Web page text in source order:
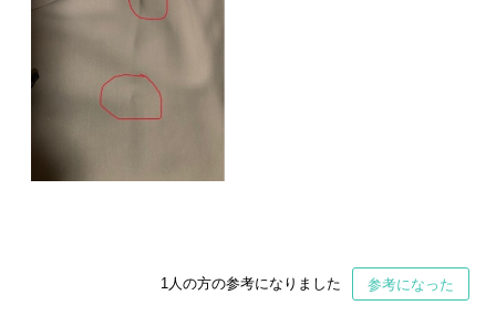
1人の方の参考になりました 参考になった